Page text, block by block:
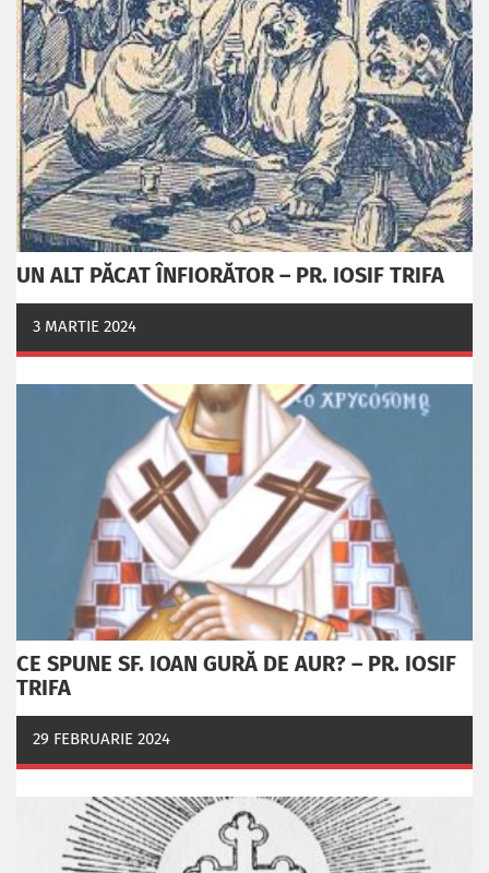
UN ALT PĂCAT ÎNFIORĂTOR – PR. IOSIF TRIFA
3 MARTIE 2024
CE SPUNE SF. IOAN GURĂ DE AUR? – PR. IOSIF
TRIFA
29 FEBRUARIE 2024